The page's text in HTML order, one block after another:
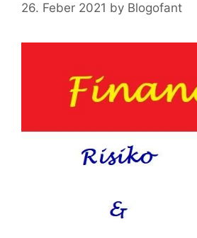
26. Feber 2021 by Blogofant